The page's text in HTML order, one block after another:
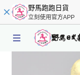
野馬跑跑日貨
立刻使用官方APP